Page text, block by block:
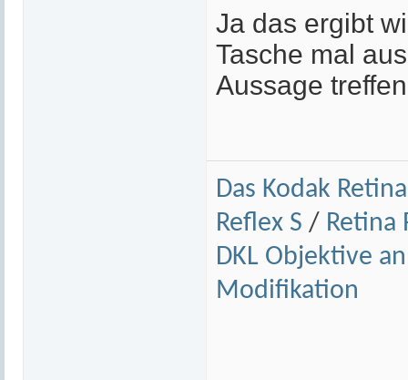
Ja das ergibt
Tasche mal
Aussage
Das Kodak
Reflex S / Retina
DKL Objektive
Modifikation